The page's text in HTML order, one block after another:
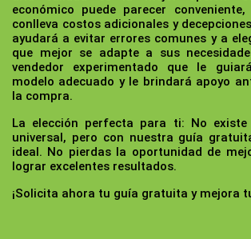
económico puede parecer
conlleva costos adicionales y
ayudará a evitar errores comunes y a
que mejor se adapte a sus
vendedor experimentado que le
modelo adecuado y le brindará apoyo
la compra.
La elección perfecta para ti: No
universal, pero con nuestra guía
ideal. No pierdas la oportunidad de
lograr excelentes resultados.
¡Solicita ahora tu guía gratuita y mejora